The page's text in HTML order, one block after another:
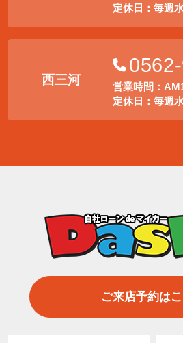
定休日：毎週
西三河
営業時間：
定休日：毎週
ご来店予約は